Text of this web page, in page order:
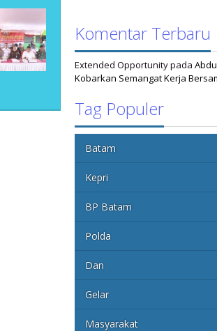
Komentar Terbaru
Extended Opportunitypada
Kobarkan Semangat Kerja
Tag Populer
Batam
Kepri
BP Batam
Polda
Dan
Gelar
Masyarakat